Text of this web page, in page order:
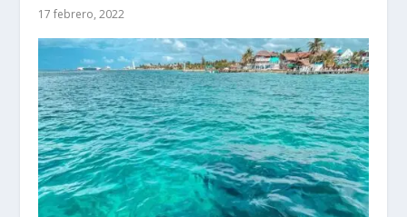
17 febrero, 2022